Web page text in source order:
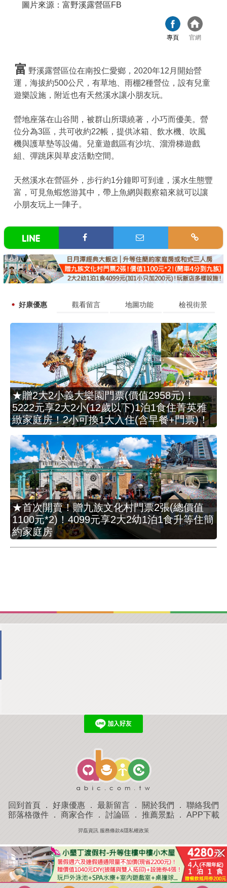
圖片來源：富野溪露營區FB
專頁 官網
富 野溪露營區位在南投仁愛鄉，2020年12月開始營
運，海拔約500公尺，有草地、雨棚2種營位，設有兒童
遊樂設施，附近也有天然溪水讓小朋友玩。
營地座落在山谷間，被群山所環繞著，小巧而優美。營
位分為3區，共可收約22帳，提供冰箱、飲水機、吹風
機與護草墊等設備。兒童遊戲區有沙坑、溜滑梯遊戲
組、彈跳床與草皮活動空間。
天然溪水在營區外，步行約1分鐘即可到達，溪水生態豐
富，可見魚蝦悠游其中，帶上魚網與觀察箱來就可以讓
小朋友玩上一陣子。
好康優惠 觀看留言 地圖功能 檢視街景
★贈2大2小義大樂園門票(價值2958元)！
5222元享2大2小(12歲以下)1泊1食住菁英雅
緻家庭房！2小可換1大入住(含早餐+門票)！
★首次開賣！贈九族文化村門票2張(總價值
1100元*2)！4099元享2大2幼1泊1食升等住簡
約家庭房
回到首頁 ． 好康優惠 ． 最新留言 ． 關於我們 ． 聯絡我們
部落格微件． 商家合作． 討論區 ． 推薦景點． APP下載
羿磊資訊 服務條款&隱私權政策